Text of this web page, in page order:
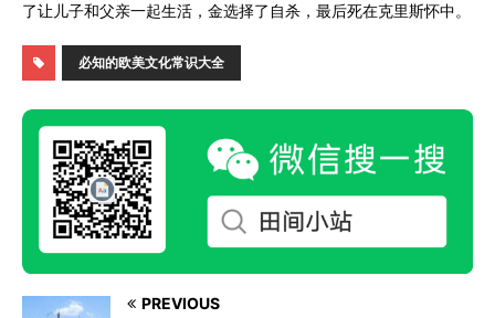
了让儿子和父亲一起生活，金选择了自杀，最后死在克里斯怀中。
必知的欧美文化常识大全
PREVIOUS